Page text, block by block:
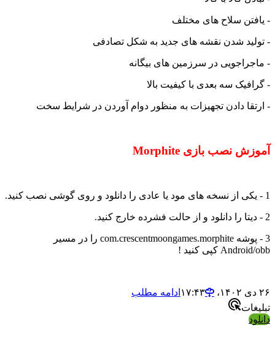
- یافتن سلاح های مختلف
- تولید شدن نقشه های جدید به شکل تصادفی
- ماجراجویی در سرزمین های بیگانه
- گرافیک سه بعدی با کیفیت بالا
- ارتقا دادن تجهیزات به منظور دوام آوردن در شرایط سخت
آموزش نصب بازی Morphite
1 - یکی از نسخه های مود یا عادی را دانلود و روی گوشی نصب کنید.
2 - دیتا را دانلود و از حالت فشرده خارج کنید.
3 - پوشه com.crescentmoongames.morphite را در مسیر
Android/obb کپی کنید !
۲۶ دی ۱۴۰۲،‏ ۱۷:۴۳
ادامه مطلب
تبلیغات
دانلود